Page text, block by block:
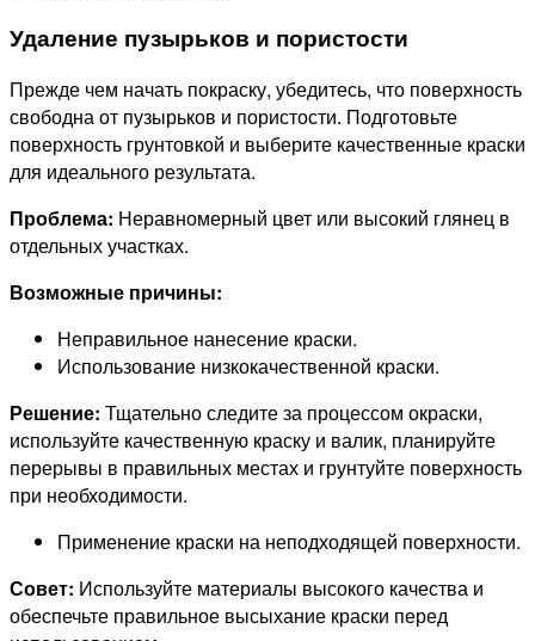
Удаление пузырьков и пористости
Прежде чем начать покраску, убедитесь, что поверхность
свободна от пузырьков и пористости. Подготовьте
поверхность грунтовкой и выберите качественные краски
для идеального результата.
Проблема: Неравномерный цвет или высокий глянец в
отдельных участках.
Возможные причины:
Неправильное нанесение краски.
Использование низкокачественной краски.
Решение: Тщательно следите за процессом окраски,
используйте качественную краску и валик, планируйте
перерывы в правильных местах и грунтуйте поверхность
при необходимости.
Применение краски на неподходящей поверхности.
Совет: Используйте материалы высокого качества и
обеспечьте правильное высыхание краски перед